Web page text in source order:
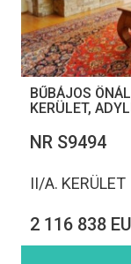
BŰBÁJOS
KERÜLET,
NR S9494
II/A. KERÜLET
2 116 838